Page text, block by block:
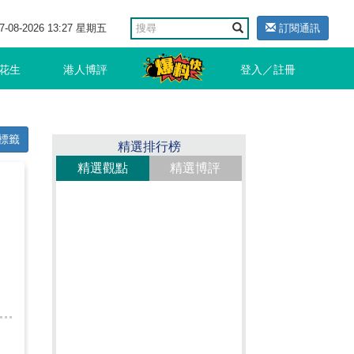
08-2026 13:27 星期五 訂閱通訊
生 港人博評 登入／註冊
籤
精選排行榜
精選觀點
精選博評